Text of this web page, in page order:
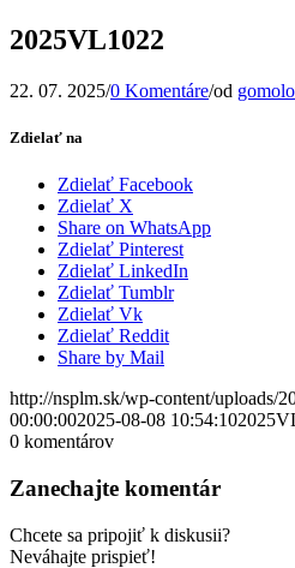
2025VL1022
22. 07. 2025/0 Komentáre/od
Zdielať na
Zdielať Facebook
Zdielať X
Share on WhatsApp
Zdielať Pinterest
Zdielať LinkedIn
Zdielať Tumblr
Zdielať Vk
Zdielať Reddit
Share by Mail
http://nsplm.sk/wp-content/
00:00:002025-08-08 10:54:10
0 komentárov
Zanechajte komentár
Chcete sa pripojiť k diskusii?
Neváhajte prispieť!